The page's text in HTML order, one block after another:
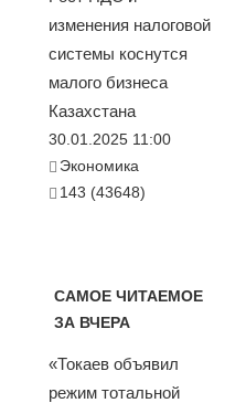
изменения налоговой
системы коснутся
малого бизнеса
Казахстана
30.01.2025 11:00
Экономика
143 (43648)
САМОЕ ЧИТАЕМОЕ
ЗА ВЧЕРА
«Токаев объявил
режим тотальной